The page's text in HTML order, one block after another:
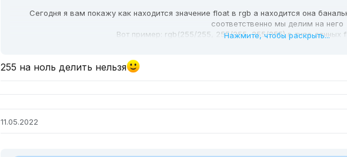
Сегодня я вам покажу как находится значение float в rgb а находится она
соответственно мы делим на него
Вот пример: rgb(255/255, 255/255, 255/255) в типе данных
Нажмите, чтобы раскрыть...
255 на ноль делить нельзя
11.05.2022